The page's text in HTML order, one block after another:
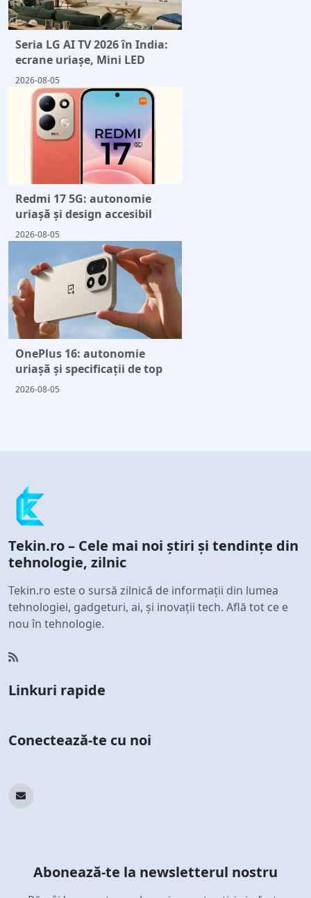
Seria LG AI TV 2026 în India:
ecrane uriașe, Mini LED
2026-08-05
Redmi 17 5G: autonomie
uriașă și design accesibil
2026-08-05
OnePlus 16: autonomie
uriașă și specificații de top
2026-08-05
Tekin.ro – Cele mai noi știri și tendințe din
tehnologie, zilnic
Tekin.ro este o sursă zilnică de informații din lumea
tehnologiei, gadgeturi, ai, și inovații tech. Află tot ce e
nou în tehnologie.
Linkuri rapide
Conectează-te cu noi
Abonează-te la newsletterul nostru